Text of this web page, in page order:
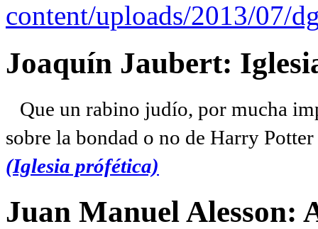
content/uploads/2013/07/
Joaquín Jaubert:
Que un rabino judío, por mucha
sobre la bondad o no de Harry
(Iglesia prófética)
Juan Manuel Alesson: